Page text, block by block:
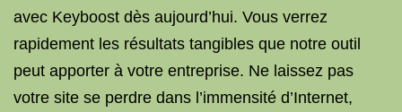
avec Keyboost dès aujourd’hui. Vous verrez
rapidement les résultats tangibles que notre outil
peut apporter à votre entreprise. Ne laissez pas
votre site se perdre dans l’immensité d’Internet,